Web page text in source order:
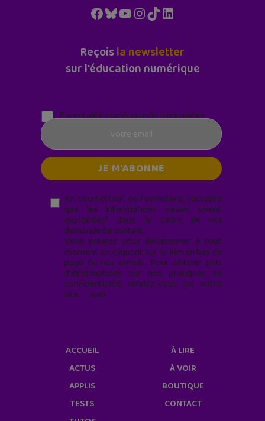
Facebook
Bluesky
YouTube
Instagram
TikTokLinkedIn
Reçoisla newsletter
sur l'éducation numérique
Parentalité numérique (le lundi matin)
En soumettant ce formulaire, j’accepte
que les informations saisies soient
exploitées* dans le cadre de ma
demande de contact.
Vous pouvez vous désabonner à tout
moment en cliquant sur le lien en bas de
page de nos emails. Pour obtenir plus
d'informations sur nos pratiques de
confidentialité, rendez-vous sur notre
site web
ACCUEIL
ACTUS
APPLIS
TESTS
À LIRE
À VOIR
BOUTIQUE
CONTACT